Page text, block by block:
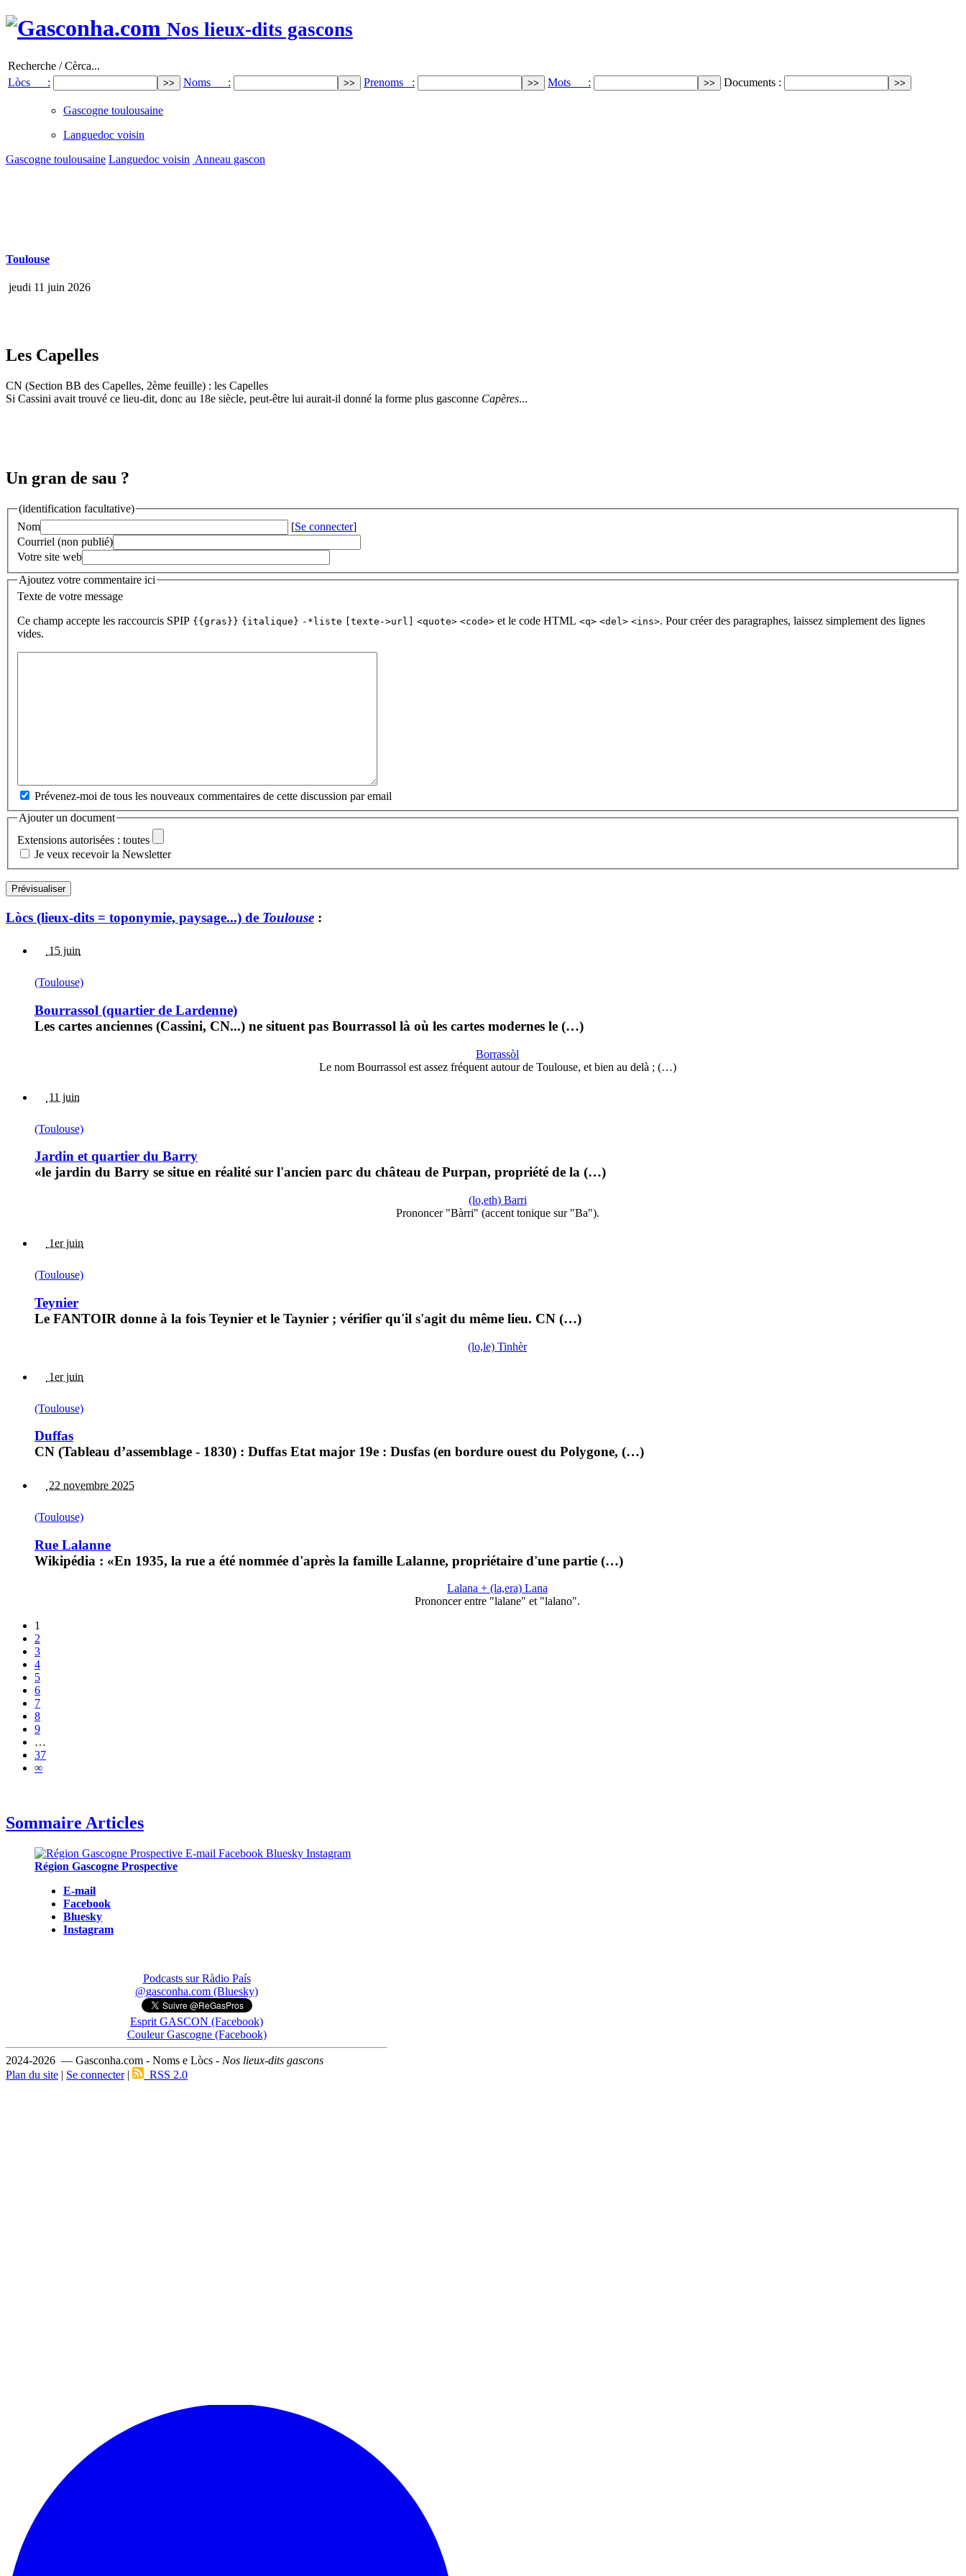
Nos lieux-dits gascons
Recherche / Cèrca...
Lòcs :
Noms : Prenoms : Mots : Documents :
Gascogne toulousaine
Languedoc voisin
Gascogne toulousaine Languedoc voisin Anneau gascon
Toulouse
jeudi 11 juin 2026
Les Capelles
CN (Section BB des Capelles, 2ème feuille) : les Capelles
Si Cassini avait trouvé ce lieu-dit, donc au 18e siècle, peut-être lui aurait-il donné la forme plus gasconne Capères...
Un gran de sau ?
(identification facultative)
Nom
[Se connecter]
Courriel (non publié)
Votre site web
Ajoutez votre commentaire ici
Texte de votre message
Ce champ accepte les raccourcis SPIP {{gras}} {italique} -*liste [texte->url] <quote> <code> et le code HTML <q> <del> <ins>. Pour créer des paragraphes, laissez simplement des lignes
vides.
Prévenez-moi de tous les nouveaux commentaires de cette discussion par email
Ajouter un document
Extensions autorisées : toutes
Je veux recevoir la Newsletter
Lòcs (lieux-dits = toponymie, paysage...) de Toulouse :
15 juin
(Toulouse)
Bourrassol (quartier de Lardenne)
Les cartes anciennes (Cassini, CN...) ne situent pas Bourrassol là où les cartes modernes le (…)
Borrassòl
Le nom Bourrassol est assez fréquent autour de Toulouse, et bien au delà ; (…)
11 juin
(Toulouse)
Jardin et quartier du Barry
«le jardin du Barry se situe en réalité sur l'ancien parc du château de Purpan, propriété de la (…)
(lo,eth) Barri
Prononcer "Bàrri" (accent tonique sur "Ba").
1er juin
(Toulouse)
Teynier
Le FANTOIR donne à la fois Teynier et le Taynier ; vérifier qu'il s'agit du même lieu. CN (…)
(lo,le) Tinhèr
1er juin
(Toulouse)
Duffas
CN (Tableau d’assemblage - 1830) : Duffas Etat major 19e : Dusfas (en bordure ouest du Polygone, (…)
22 novembre 2025
(Toulouse)
Rue Lalanne
Wikipédia : «En 1935, la rue a été nommée d'après la famille Lalanne, propriétaire d'une partie (…)
Lalana + (la,era) Lana
Prononcer entre "lalane" et "lalano".
1
2
3
4
5
6
7
8
9
…
37
∞
Sommaire Articles
Région Gascogne Prospective
E-mail
Facebook
Bluesky
Instagram
Podcasts sur Ràdio País
@gasconha.com (Bluesky)
Esprit GASCON (Facebook)
Couleur Gascogne (Facebook)
2024-2026 — Gasconha.com - Noms e Lòcs - Nos lieux-dits gascons
Plan du site | Se connecter| RSS 2.0